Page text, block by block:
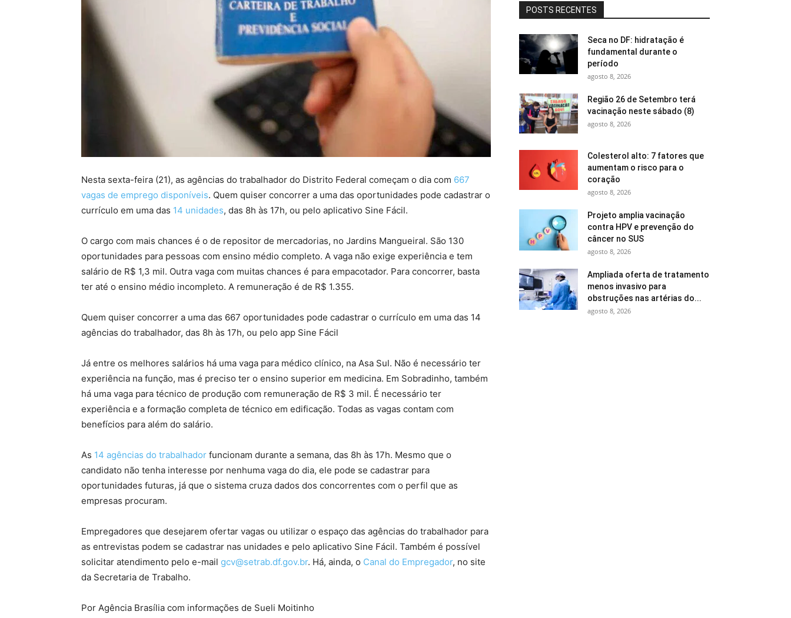
Nesta sexta-feira (21), as agências do trabalhador do Distrito Federal começam o dia com 667
vagas de emprego disponíveis. Quem quiser concorrer a uma das oportunidades pode cadastrar o
currículo em uma das 14 unidades, das 8h às 17h, ou pelo aplicativo Sine Fácil.
O cargo com mais chances é o de repositor de mercadorias, no Jardins Mangueiral. São 130
oportunidades para pessoas com ensino médio completo. A vaga não exige experiência e tem
salário de R$ 1,3 mil. Outra vaga com muitas chances é para empacotador. Para concorrer, basta
ter até o ensino médio incompleto. A remuneração é de R$ 1.355.
Quem quiser concorrer a uma das 667 oportunidades pode cadastrar o currículo em uma das 14
agências do trabalhador, das 8h às 17h, ou pelo app Sine Fácil
Já entre os melhores salários há uma vaga para médico clínico, na Asa Sul. Não é necessário ter
experiência na função, mas é preciso ter o ensino superior em medicina. Em Sobradinho, também
há uma vaga para técnico de produção com remuneração de R$ 3 mil. É necessário ter
experiência e a formação completa de técnico em edificação. Todas as vagas contam com
benefícios para além do salário.
As 14 agências do trabalhador funcionam durante a semana, das 8h às 17h. Mesmo que o
candidato não tenha interesse por nenhuma vaga do dia, ele pode se cadastrar para
oportunidades futuras, já que o sistema cruza dados dos concorrentes com o perfil que as
empresas procuram.
Empregadores que desejarem ofertar vagas ou utilizar o espaço das agências do trabalhador para
as entrevistas podem se cadastrar nas unidades e pelo aplicativo Sine Fácil. Também é possível
solicitar atendimento pelo e-mail gcv@setrab.df.gov.br. Há, ainda, o Canal do Empregador, no site
da Secretaria de Trabalho.
Por Agência Brasília com informações de Sueli Moitinho
POSTS RECENTES
Seca no DF: hidratação é
fundamental durante o
período
agosto 8, 2026
Região 26 de Setembro terá
vacinação neste sábado (8)
agosto 8, 2026
Colesterol alto: 7 fatores que
aumentam o risco para o
coração
agosto 8, 2026
Projeto amplia vacinação
contra HPV e prevenção do
câncer no SUS
agosto 8, 2026
Ampliada oferta de tratamento
menos invasivo para
obstruções nas artérias do...
agosto 8, 2026